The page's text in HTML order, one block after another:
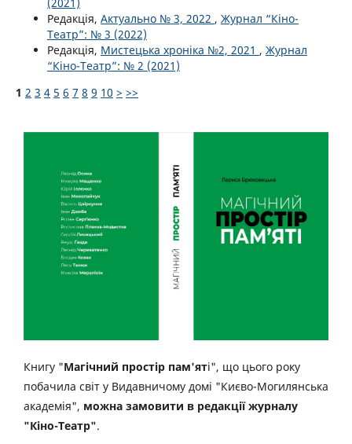
Редакція, Актуально № 3, 2022 , Журнал “Кіно-
Театр”: № 3 (2022)
Редакція, Мистецька хроніка №2, 2021 , Журнал
“Кіно-Театр”: № 2 (2021)
1 2 3 4 5 6 7 8 9 10 > >>
Книгу "Магічний простір пам'яті", що цього року
побачила світ у Видавничому домі "Києво-Могилянська
академія", можна замовити в редакції журналу
"Кіно-Театр".